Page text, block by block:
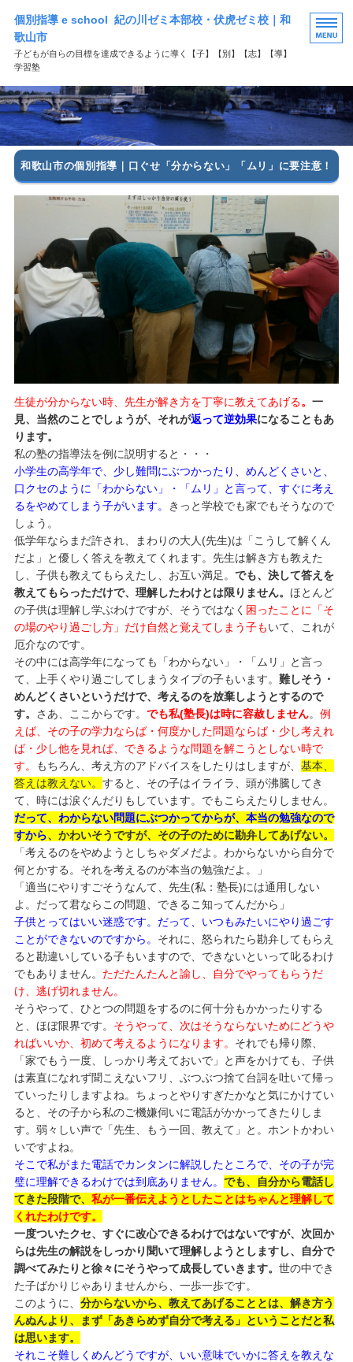
個別指導 e school 紀の川ゼミ本部校・伏虎ゼミ校｜和
歌山市
子どもが自らの目標を達成できるように導く【子】【別】【志】【導】
学習塾
HOME
選ばれる理由
学習塾コース案内
よくある質問
和歌山市の個別指導｜口ぐせ「分からない」「ムリ」に要注意！
生徒が分からない時、先生が解き方を丁寧に教えてあげる。 一
見、当然のことでしょうが、それが返って逆効果になることもあ
ります。
私の塾の指導法を例に説明すると・・・
小学生の高学年で、少し難問にぶつかったり、めんどくさいと、
口クセのように「わからない」・「ムリ」と言って、すぐに考え
るをやめてしまう子がいます。
きっと学校でも家でもそうなので
しょう。
低学年ならまだ許され、まわりの大人(先生)は「こうして解くん
だよ」と優しく答えを教えてくれます。先生は解き方も教えた
し、子供も教えてもらえたし、お互い満足。 でも、決して答えを
教えてもらっただけで、理解したわけとは限りません。 ほとんど
の子供は理解し学ぶわけですが、そうではなく 困ったことに「そ
の場のやり過ごし方」だけ自然と覚えてしまう子もいて、これが
厄介なのです。
その中には高学年になっても「わからない」・「ムリ」と言っ
て、上手くやり過ごしてしまうタイプの子もいます。 難しそう・
めんどくさいというだけで、考えるのを放棄しようとするので
す。 さあ、ここからです。 でも私(塾長)は時に容赦しません。 例
えば、その子の学力ならば・何度かした問題ならば・少し考えれ
ば・少し他を見れば、できるような問題を解こうとしない時で
す。
もちろん、考え方のアドバイスをしたりはしますが、 基本、
答えは教えない。 すると、その子はイライラ、頭が沸騰してき
て、時には涙ぐんだりもしています。でもこらえたりしません。
だって、わからない問題にぶつかってからが、本当の勉強なので
すから、かわいそうですが、その子のために勘弁してあげない。
「考えるのをやめようとしちゃダメだよ。わからないから自分で
何とかする。それを考えるのが本当の勉強だよ。」
「適当にやりすごそうなんて、先生(私：塾長)には通用しない
よ。だって君ならこの問題、できるこ知ってんだから」
子供とってはいい迷惑です。だって、いつもみたいにやり過ごす
ことができないのですから。 それに、怒られたら勘弁してもらえ
ると勘違いしている子もいますので、できないといって叱るわけ
でもありません。 ただたんたんと諭し、自分でやってもらうだ
け、逃げ切れません。
そうやって、ひとつの問題をするのに何十分もかかったりする
と、ほぼ限界です。 そうやって、次はそうならないためにどうや
ればいいか、初めて考えるようになります。 それでも帰り際、
「家でもう一度、しっかり考えておいで」と声をかけても、子供
は素直になれず聞こえないフリ、ぶつぶつ捨て台詞を吐いて帰っ
ていったりしますよね。ちょっとやりすぎたかなと気にかけてい
ると、その子から私のご機嫌伺いに電話がかかってきたりしま
す。弱々しい声で「先生、もう一回、教えて」と。ホントかわい
いですよね。
そこで私がまた電話でカンタンに解説したところで、その子が完
璧に理解できるわけでは到底ありません。 でも、自分から電話し
てきた段階で、 私が一番伝えようとしたことはちゃんと理解して
くれたわけです。
一度ついたクセ、すぐに改心できるわけではないですが、次回か
らは先生の解説をしっかり聞いて理解しようとしますし、自分で
調べてみたりと徐々にそうやって成長していきます。 世の中でき
た子ばかりじゃありませんから、一歩一歩です。
このように、 分からないから、教えてあげることとは、解き方う
んぬんより、まず「あきらめず自分で考える」ということだと私
は思います。
それこそ難しくめんどうですが、いい意味でいかに答えを教えな